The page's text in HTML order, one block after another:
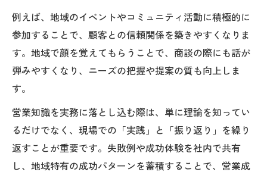
例えば、地域のイベントやコミュニティ活動に積極的に
参加することで、顧客との信頼関係を築きやすくなりま
す。地域で顔を覚えてもらうことで、商談の際にも話が
弾みやすくなり、ニーズの把握や提案の質も向上しま
す。
営業知識を実務に落とし込む際は、単に理論を知ってい
るだけでなく、現場での「実践」と「振り返り」を繰り
返すことが重要です。失敗例や成功体験を社内で共有
し、地域特有の成功パターンを蓄積することで、営業成